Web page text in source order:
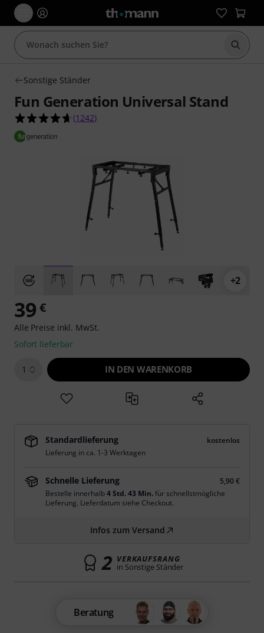
Suche
Sonstige Ständer
Fun Generation Universal Stand
4.6 von 5 Sternen aus 1242
(1242)
+2
39 €
Alle Preise inkl. MwSt.
Sofort lieferbar
1 IN DEN WARENKORB
Standardlieferung
kostenlos
Lieferung in ca. 1-3 Werktagen
Schnelle Lieferung
5,90 €
Bestelle innerhalb4 Std. 43 Min.für schnellstmögliche
Lieferung. Lieferdatum siehe Checkout.
Infos zum Versand
2 VERKAUFSRANG
in Sonstige Ständer
Beratung